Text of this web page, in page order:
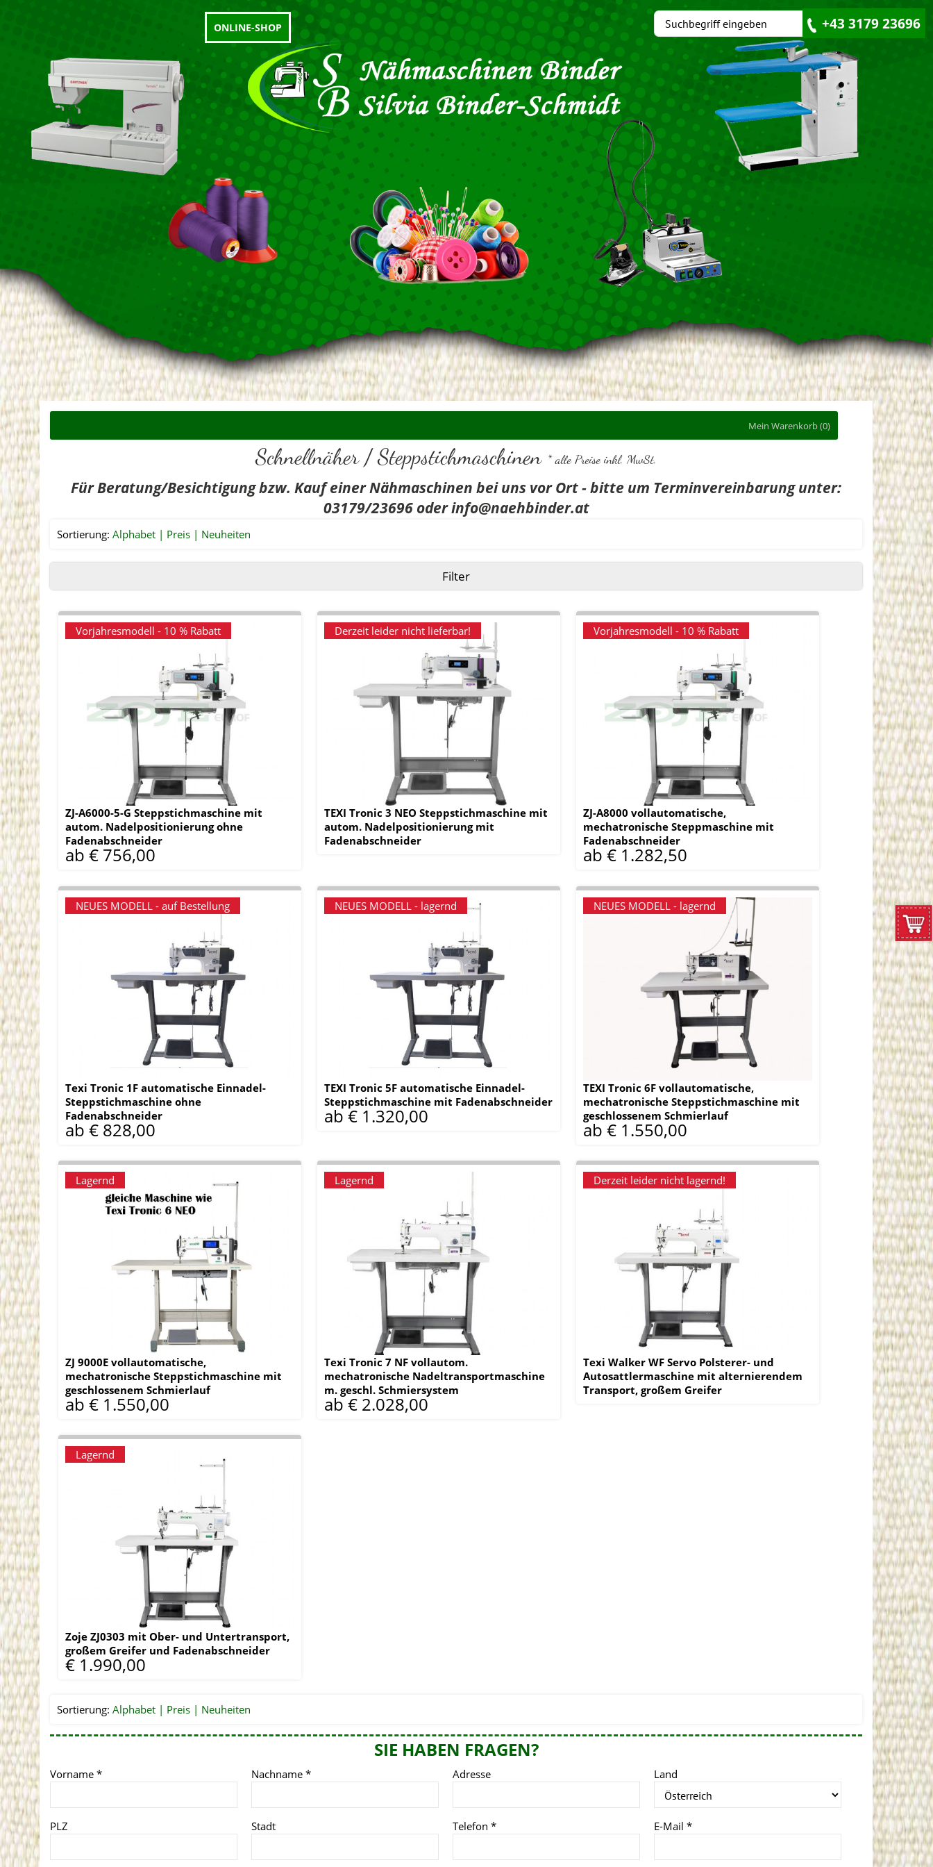
+43 3179 23696
ONLINE-SHOP
ZUM
Mein Warenkorb(0)
Schnellnäher / Steppstichmaschinen * alle Preise inkl. MwSt.
Für Beratung/Besichtigung bzw. Kauf einer Nähmaschinen bei uns vor Ort - bitte um Terminvereinbarung unter:
03179/23696 oder info@naehbinder.at
Sortierung: Alphabet Preis Neuheiten
Filter
Vorjahresmodell - 10 % Rabatt
ZJ-A6000-5-G Steppstichmaschine mit
autom. Nadelpositionierung ohne
Fadenabschneider
ab € 756,00
Derzeit leider nicht lieferbar!
TEXI Tronic 3 NEO Steppstichmaschine mit
autom. Nadelpositionierung mit
Fadenabschneider
Vorjahresmodell - 10 % Rabatt
ZJ-A8000 vollautomatische,
mechatronische Steppmaschine mit
Fadenabschneider
ab € 1.282,50
NEUES MODELL - auf Bestellung
Texi Tronic 1F automatische Einnadel-
Steppstichmaschine ohne
Fadenabschneider
ab € 828,00
NEUES MODELL - lagernd
TEXI Tronic 5F automatische Einnadel-
Steppstichmaschine mit Fadenabschneider
ab € 1.320,00
NEUES MODELL - lagernd
TEXI Tronic 6F vollautomatische,
mechatronische Steppstichmaschine mit
geschlossenem Schmierlauf
ab € 1.550,00
Lagernd
ZJ 9000E vollautomatische,
mechatronische Steppstichmaschine mit
geschlossenem Schmierlauf
ab € 1.550,00
Lagernd
Texi Tronic 7 NF vollautom.
mechatronische Nadeltransportmaschine
m. geschl. Schmiersystem
ab € 2.028,00
Derzeit leider nicht lagernd!
Texi Walker WF Servo Polsterer- und
Autosattlermaschine mit alternierendem
Transport, großem Greifer
Lagernd
Zoje ZJ0303 mit Ober- und Untertransport,
großem Greifer und Fadenabschneider
€ 1.990,00
Sortierung: Alphabet Preis Neuheiten
SIE HABEN FRAGEN?
Vorname * Nachname * Adresse Land
PLZ Stadt Telefon * E-Mail *